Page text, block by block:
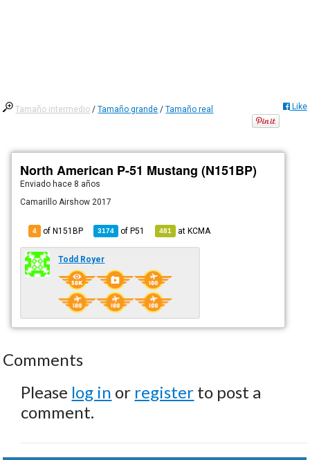
Tamaño intermedio /Tamaño grande /Tamaño real Like
North American P-51 Mustang (N151BP)
Enviado hace 8 años
Camarillo Airshow 2017
4 of N151BP 3174 ofP51 481 atKCMA
Todd Royer
Comments
Please log in or register to post a
comment.